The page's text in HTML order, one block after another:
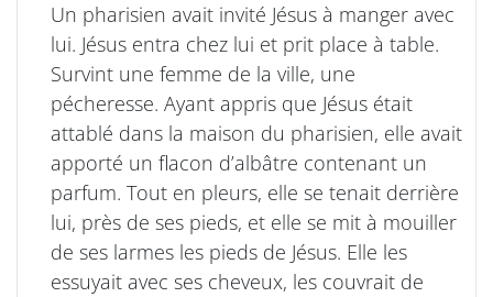
Un pharisien avait invité Jésus à manger avec
lui. Jésus entra chez lui et prit place à table.
Survint une femme de la ville, une
pécheresse. Ayant appris que Jésus était
attablé dans la maison du pharisien, elle avait
apporté un flacon d’albâtre contenant un
parfum. Tout en pleurs, elle se tenait derrière
lui, près de ses pieds, et elle se mit à mouiller
de ses larmes les pieds de Jésus. Elle les
essuyait avec ses cheveux, les couvrait de